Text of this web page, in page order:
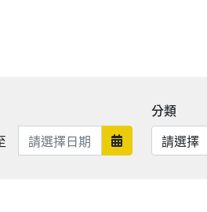
圍開始日期範圍結束 日期範圍結束
分類